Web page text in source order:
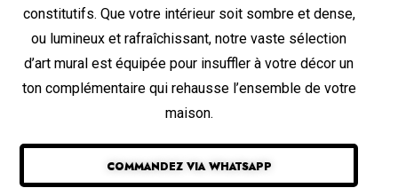
constitutifs. Que votre intérieur soit sombre et dense,
ou lumineux et rafraîchissant, notre vaste sélection
d’art mural est équipée pour insuffler à votre décor un
ton complémentaire qui rehausse l’ensemble de votre
maison.
COMMANDEZ VIA WHATSAPP